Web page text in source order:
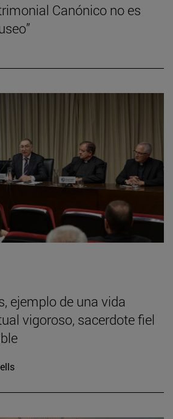
Canónico no es
ejemplo de una vida
vigoroso, sacerdote fiel